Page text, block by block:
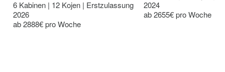
6 Kabinen | 12 Kojen | Erstzulassung
2026
ab 2888€ pro Woche
2024
ab 2655€ pro Woche